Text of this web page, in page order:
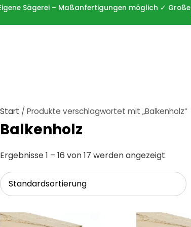
Sägerei – Maßanfertigungen möglich ✓ Große
Start / Produkte verschlagwortet mit „Balkenholz“
Balkenholz
Ergebnisse 1 – 16 von 17 werden angezeigt
Dieses
Dieses